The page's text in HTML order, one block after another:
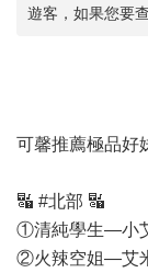
遊客，如果您要
可馨推薦極品好
🔣 #北部 🔣
①清純學生—小
②火辣空姐—艾